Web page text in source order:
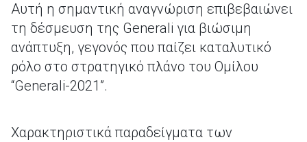
Αυτή η σημαντική αναγνώριση επιβεβαιώνει
τη δέσμευση της Generali για βιώσιμη
ανάπτυξη, γεγονός που παίζει καταλυτικό
ρόλο στo στρατηγικό πλάνο του Ομίλου
“Generali-2021”.
Χαρακτηριστικά παραδείγματα των